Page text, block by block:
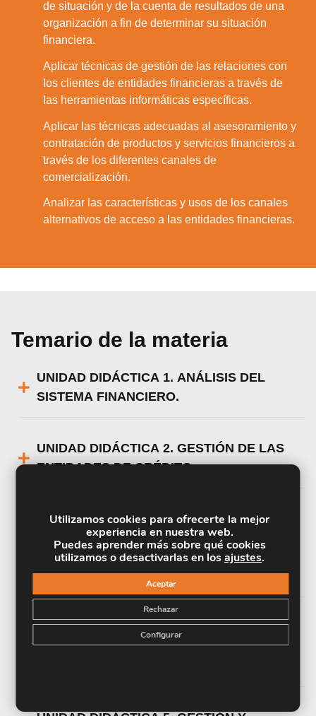
de situación y de la cuenta de resultados de una
organización a fin de determinar su situación
financiera.
Aplicar técnicas de gestión de las relaciones con
los clientes de entidades financieras a través de
las herramientas informáticas específicas.
Aplicar las técnicas adecuadas al asesoramiento y
contratación de productos y servicios financieros a
través de los diferentes canales de
comercialización.
Analizar las características y usos de los canales
alternativos de acceso a las entidades financieras.
Temario de la materia
UNIDAD DIDÁCTICA 1. ANÁLISIS DEL
SISTEMA FINANCIERO.
UNIDAD DIDÁCTICA 2. GESTIÓN DE LAS
ENTIDADES DE CRÉDITO
UNIDAD DIDÁCTICA 3. PROCEDIMIENTOS
DE CÁLCULO FINANCIERO BÁSICO
APLICABLE A LOS PRODUCTOS
FINANCIEROS DE PASIVO
UNIDAD DIDÁCTICA 4. GESTIÓN Y
ANÁLISIS DE LAS OPERACIONES
Utilizamos cookies para ofrecerte la mejor
experiencia en nuestra web.
Puedes aprender más sobre qué cookies
utilizamos o desactivarlas en losajustes.
Aceptar
Rechazar
Configurar